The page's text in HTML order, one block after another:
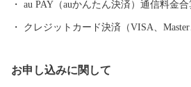
au PAY（auかんたん決済）通信料金合
クレジットカード決済（VISA、Master
お申し込みに関して